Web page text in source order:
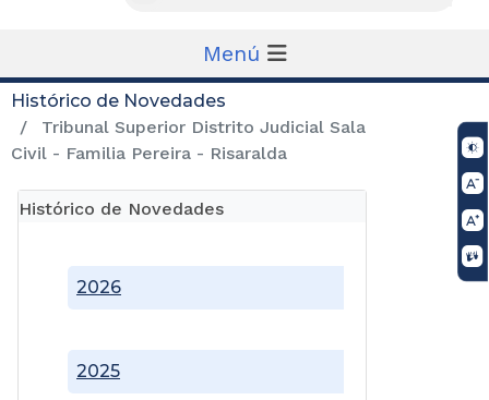
Menú
Histórico de Novedades
Tribunal Superior Distrito Judicial Sala
Civil - Familia Pereira - Risaralda
Histórico de Novedades
2025
2026